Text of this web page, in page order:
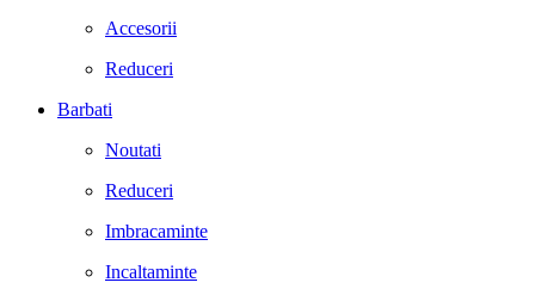
Accesorii
Reduceri
Barbati
Noutati
Reduceri
Imbracaminte
Incaltaminte